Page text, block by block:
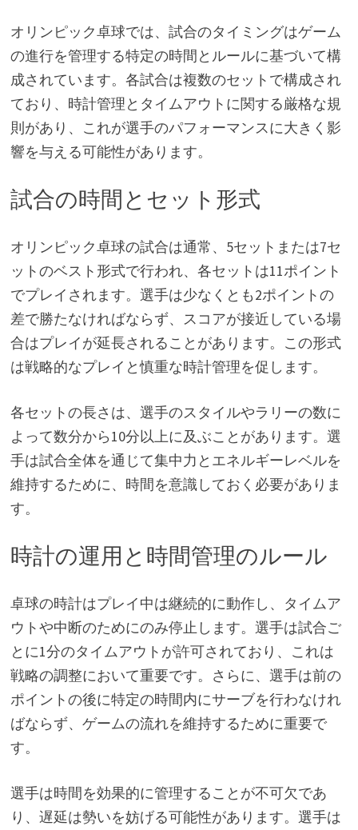
オリンピック卓球では、試合のタイミングはゲーム
の進行を管理する特定の時間とルールに基づいて構
成されています。各試合は複数のセットで構成され
ており、時計管理とタイムアウトに関する厳格な規
則があり、これが選手のパフォーマンスに大きく影
響を与える可能性があります。
試合の時間とセット形式
オリンピック卓球の試合は通常、5セットまたは7セ
ットのベスト形式で行われ、各セットは11ポイント
でプレイされます。選手は少なくとも2ポイントの
差で勝たなければならず、スコアが接近している場
合はプレイが延長されることがあります。この形式
は戦略的なプレイと慎重な時計管理を促します。
各セットの長さは、選手のスタイルやラリーの数に
よって数分から10分以上に及ぶことがあります。選
手は試合全体を通じて集中力とエネルギーレベルを
維持するために、時間を意識しておく必要がありま
す。
時計の運用と時間管理のルール
卓球の時計はプレイ中は継続的に動作し、タイムア
ウトや中断のためにのみ停止します。選手は試合ご
とに1分のタイムアウトが許可されており、これは
戦略の調整において重要です。さらに、選手は前の
ポイントの後に特定の時間内にサーブを行わなけれ
ばならず、ゲームの流れを維持するために重要で
す。
選手は時間を効果的に管理することが不可欠であ
り、遅延は勢いを妨げる可能性があります。選手は